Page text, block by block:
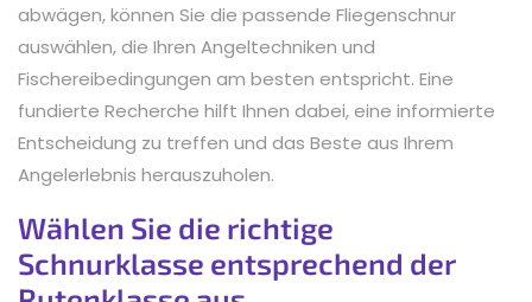
abwägen, können Sie die passende Fliegenschnur
auswählen, die Ihren Angeltechniken und
Fischereibedingungen am besten entspricht. Eine
fundierte Recherche hilft Ihnen dabei, eine informierte
Entscheidung zu treffen und das Beste aus Ihrem
Angelerlebnis herauszuholen.
Wählen Sie die richtige
Schnurklasse entsprechend der